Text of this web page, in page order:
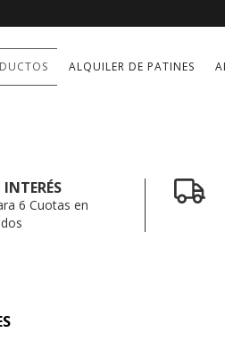
ALQUILER DE PATINES
6 Cuotas en